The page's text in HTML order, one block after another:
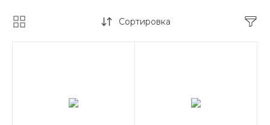
Сортировка